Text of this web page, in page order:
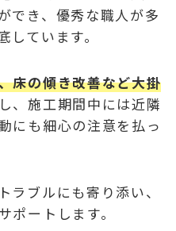
でき、優秀な職人が多
ています。
床の傾き改善など大掛
、施工期間中には近隣
にも細心の注意を払っ
ラブルにも寄り添い、
ポートします。